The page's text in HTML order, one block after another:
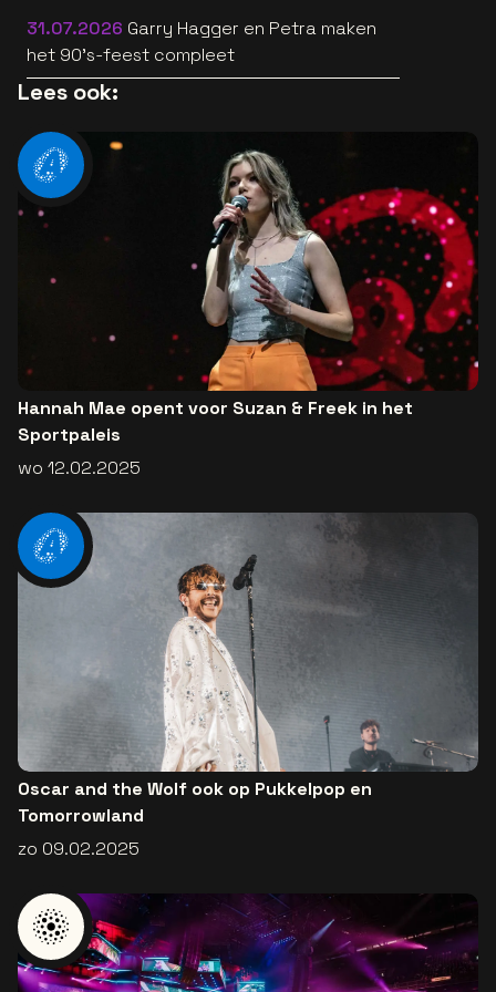
31.07.2026 Garry Hagger en Petra maken
het 90’s-feest compleet
Lees ook:
Hannah Mae opent voor Suzan & Freek in het
Sportpaleis
wo 12.02.2025
Oscar and the Wolf ook op Pukkelpop en
Tomorrowland
zo 09.02.2025